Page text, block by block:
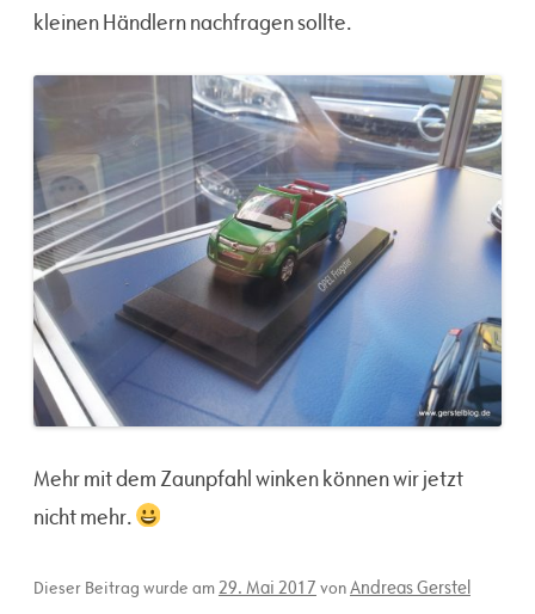
kleinen Händlern nachfragen sollte.
Mehr mit dem Zaunpfahl winken können wir jetzt
nicht mehr.
Dieser Beitrag wurde am29. Mai 2017 vonAndreas Gerstel